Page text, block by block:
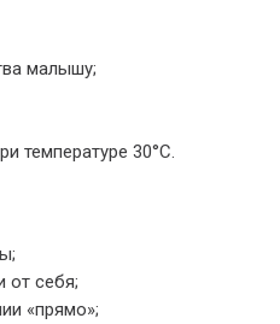
малышу;
температуре 30°С.
от себя;
«прямо»;